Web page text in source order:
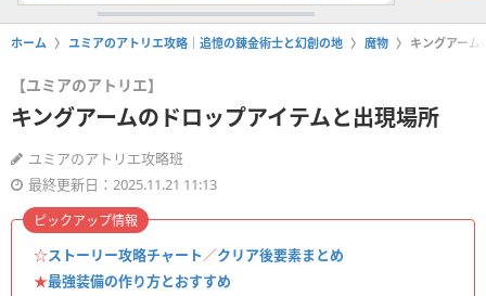
ホーム ユミアのアトリエ攻略｜追憶の錬金術士と幻創の地 魔物 キングアーム
【ユミアのアトリエ】
キングアームのドロップアイテムと出現場所
ユミアのアトリエ攻略班
最終更新日：2025.11.21 11:13
☆ストーリー攻略チャート／クリア後要素まとめ
★最強装備の作り方とおすすめ
ピックアップ情報